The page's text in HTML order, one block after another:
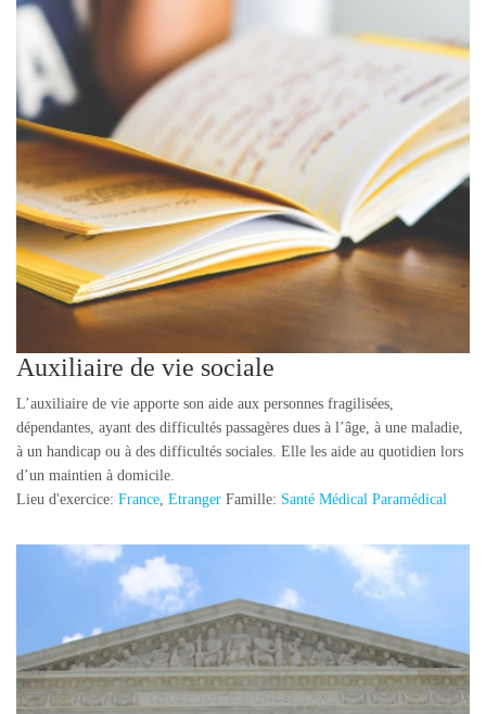
Auxiliaire de vie sociale
L’auxiliaire de vie apporte son aide aux personnes fragilisées,
dépendantes, ayant des difficultés passagères dues à l’âge, à une maladie,
à un handicap ou à des difficultés sociales. Elle les aide au quotidien lors
d’un maintien à domicile.
Lieu d'exercice: France, Etranger Famille: Santé Médical Paramédical